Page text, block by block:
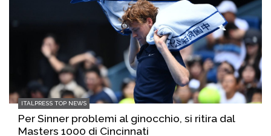
ITALPRESS TOP NEWS
Per Sinner problemi al ginocchio, si ritira dal
Masters 1000 di Cincinnati